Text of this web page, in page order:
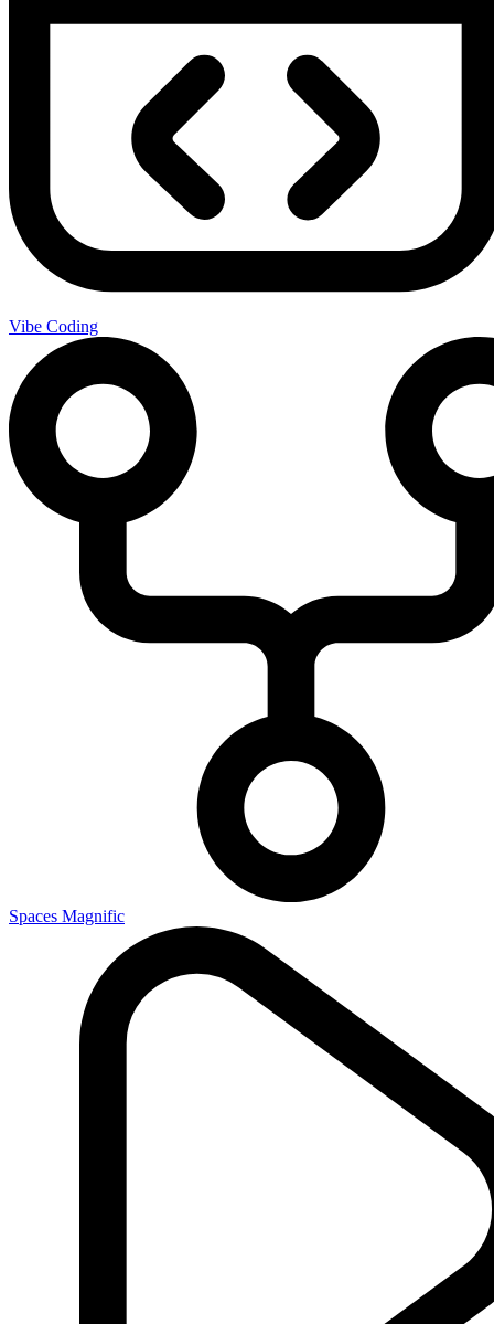
Vibe Coding
Spaces Magnific